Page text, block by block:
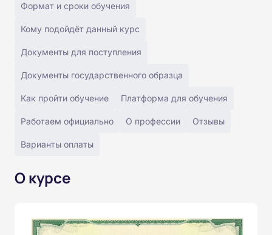
Формат и сроки обучения
Кому подойдёт данный курс
Документы для поступления
Документы государственного образца
Как пройти обучение Платформа для обучения
Работаем официально О профессии Отзывы
Варианты оплаты
О курсе